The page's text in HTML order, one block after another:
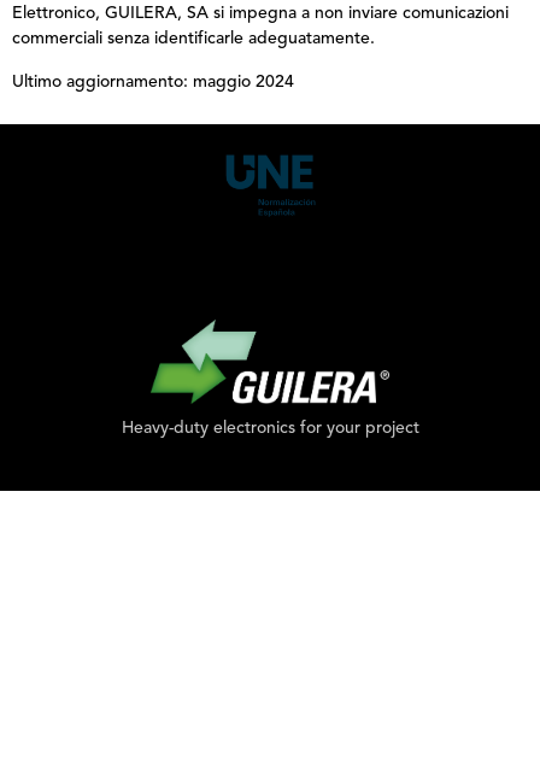
Elettronico, GUILERA, SA si impegna a non inviare comunicazioni
commerciali senza identificarle adeguatamente.
Ultimo aggiornamento: maggio 2024
Heavy-duty electronics for your project